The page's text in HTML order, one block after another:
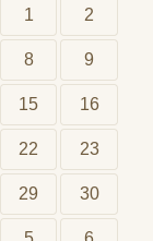
1 2
8 9
15 16
22 23
29 30